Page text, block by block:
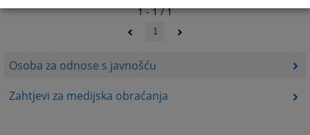
Osoba za odnose s javnošću
Zahtjevi za medijska obraćanja
1 - 1 / 1
1